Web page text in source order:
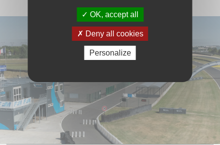
OK, accept all
Deny all cookies
Personalize